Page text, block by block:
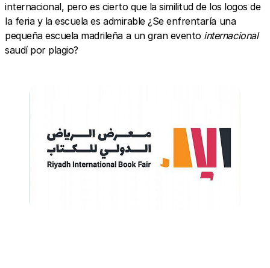
internacional, pero es cierto que la similitud de los logos de
la feria y la escuela es admirable ¿Se enfrentaría una
pequeña escuela madrileña a un gran evento internacional
saudí por plagio?